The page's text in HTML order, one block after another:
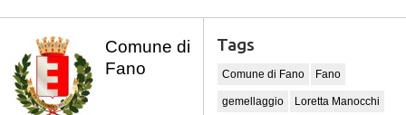
Comune di
Fano
Tags
Comune di Fano Fano
gemellaggio Loretta Manocchi